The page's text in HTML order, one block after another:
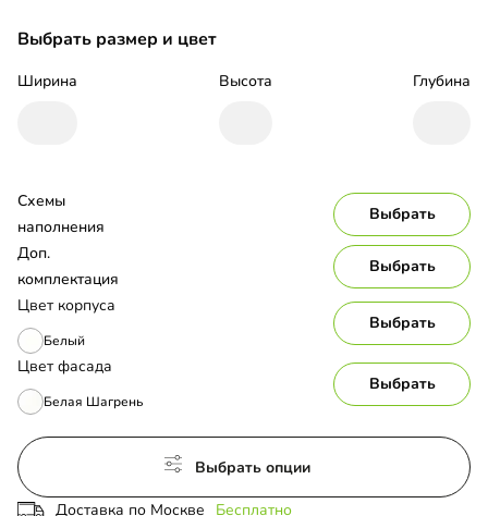
Выбрать размер и цвет
Ширина Высота Глубина
Цвет корпуса
Белый
Выбрать
Цвет фасада
Белая Шагрень
Выбрать
Схемы
наполнения
Выбрать
Доп.
комплектация
Выбрать
Выбрать опции
Доставка по Москве Бесплатно